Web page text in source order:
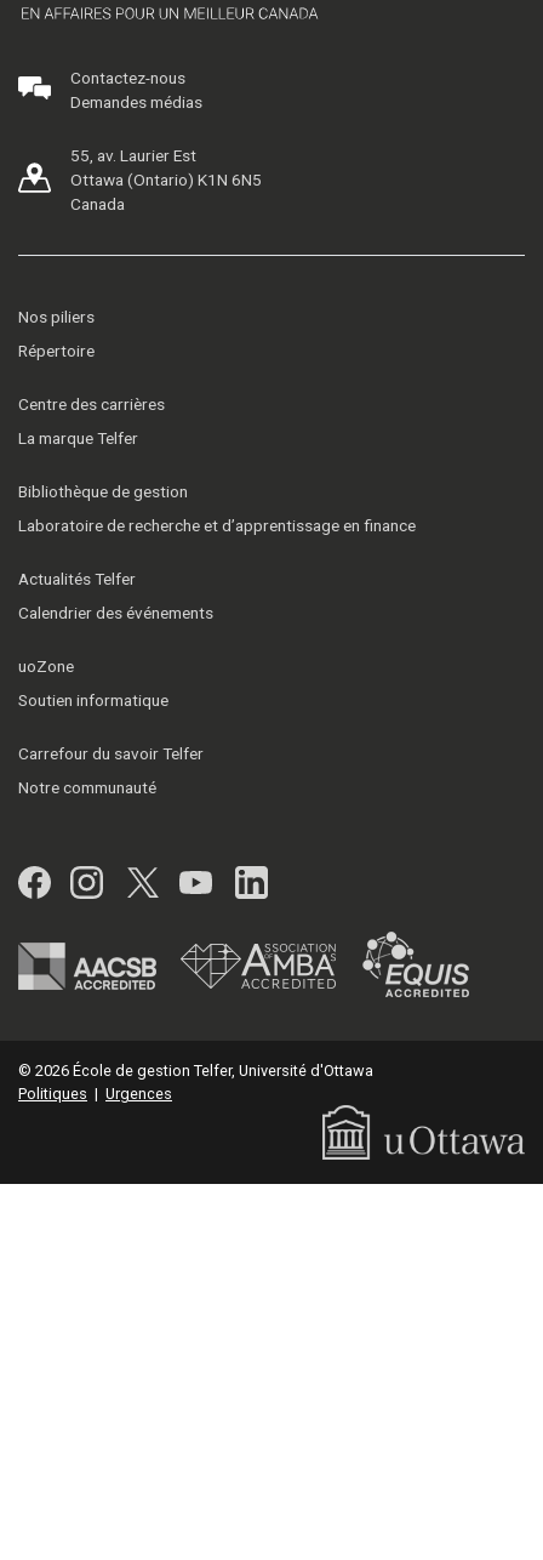
Contactez-nous
Demandes médias
55, av. Laurier Est
Ottawa (Ontario) K1N 6N5
Canada
Nos piliers
Répertoire
Centre des carrières
La marque Telfer
Bibliothèque de gestion
Laboratoire de recherche et d’apprentissage en finance
Actualités Telfer
Calendrier des événements
uoZone
Soutien informatique
Carrefour du savoir Telfer
Notre communauté
Facebook
Instagram
Twitter
YouTubeLinkedIn
© 2026 École de gestion Telfer, Université d'Ottawa
Politiques | Urgences